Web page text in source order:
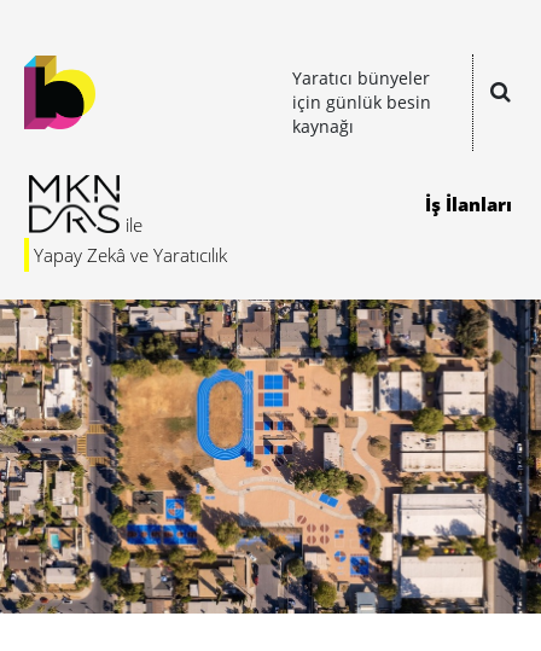
Yaratıcı bünyeler
için günlük besin
kaynağı
Yapay Zekâ ve Yaratıcılık
İş İlanları